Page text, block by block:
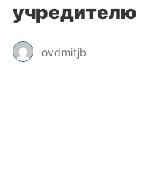
учредителю
ovdmitjb